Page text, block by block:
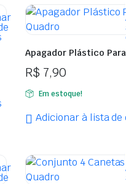
Apagador Plástico
R$ 7,90
Em estoque!
Adicionar à lista de